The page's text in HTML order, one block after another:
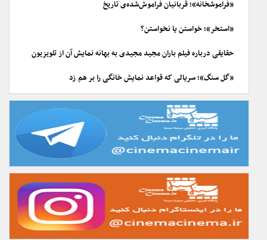
«فراموشخانه»؛ قربانیان فراموش‌شده‌ی تاریخ
«استخر»؛ خواستن یا نخواستن؟
حقایقی درباره فیلم باران مجید مجیدی به بهانه نمایش آن از تلویزیون
«گل سنگ»؛ سریالی که قواعد نمایش خانگی را بر هم زد